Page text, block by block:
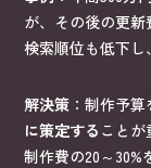
が、その後の更新
検索順位も低下し
解決策 ：制作予算
に策定する ことが
制作費の20～30%